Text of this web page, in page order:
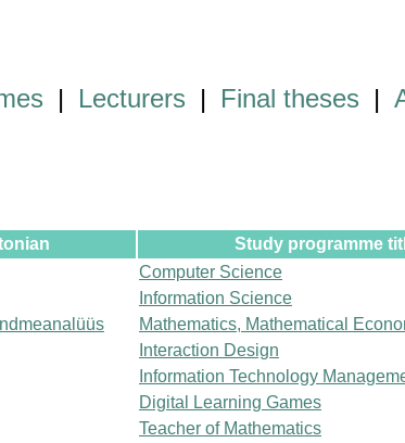
| Lecturers | Final theses |
Study programme
Computer Science
Information Science
Mathematics, Mathematical
Interaction Design
Information Technology
Digital Learning Games
Teacher of Mathematics